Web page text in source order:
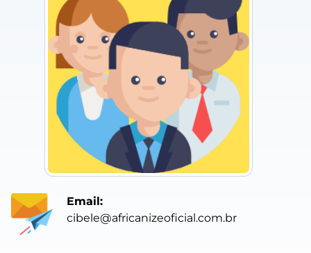
Email:
cibele@africanizeoficial.com.br